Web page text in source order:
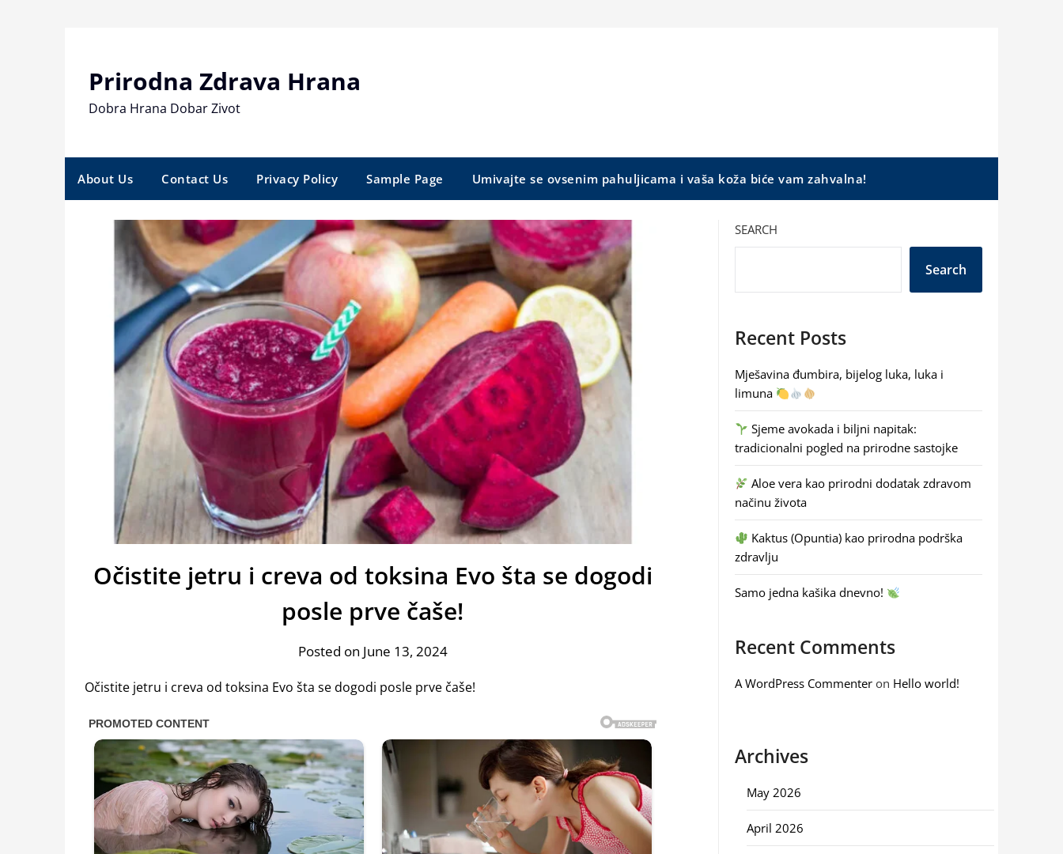
Prirodna Zdrava Hrana
Dobra Hrana Dobar Zivot
About Us Contact Us Privacy Policy Sample Page Umivajte se ovsenim pahuljicama i vaša koža biće vam zahvalna!
Očistite jetru i creva od toksina Evo šta se dogodi
posle prve čaše!
Posted on June 13, 2024
Očistite jetru i creva od toksina Evo šta se dogodi posle prve čaše!
SEARCH
Search
Recent Posts
Mješavina đumbira, bijelog luka, luka i
limuna
Sjeme avokada i biljni napitak:
tradicionalni pogled na prirodne sastojke
Aloe vera kao prirodni dodatak zdravom
načinu života
Kaktus (Opuntia) kao prirodna podrška
zdravlju
Samo jedna kašika dnevno!
Recent Comments
A WordPress Commenteron Hello world!
Archives
May 2026
April 2026